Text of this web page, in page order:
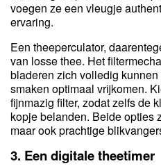
voegen ze een vleugje
ervaring.
Een theeperculator,
van losse thee. Het
bladeren zich volledig
smaken optimaal vrijkomen.
fijnmazig filter, zodat zelfs de
kopje belanden. Beide opties
maar ook prachtige
3. Een digitale theetimer